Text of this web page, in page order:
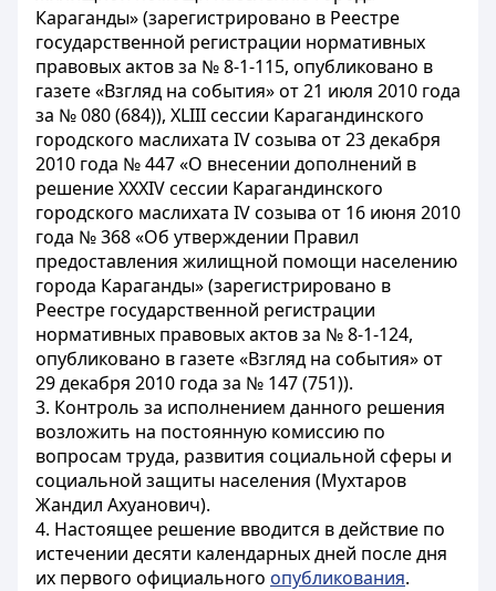
Караганды» (зарегистрировано в Реестре
государственной регистрации нормативных
правовых актов за № 8-1-115, опубликовано в
газете «Взгляд на события» от 21 июля 2010 года
за № 080 (684)), XLIII сессии Карагандинского
городского маслихата IV созыва от 23 декабря
2010 года № 447 «О внесении дополнений в
решение XXXIV сессии Карагандинского
городского маслихата IV созыва от 16 июня 2010
года № 368 «Об утверждении Правил
предоставления жилищной помощи населению
города Караганды» (зарегистрировано в
Реестре государственной регистрации
нормативных правовых актов за № 8-1-124,
опубликовано в газете «Взгляд на события» от
29 декабря 2010 года за № 147 (751)).
3. Контроль за исполнением данного решения
возложить на постоянную комиссию по
вопросам труда, развития социальной сферы и
социальной защиты населения (Мухтаров
Жандил Ахуанович).
4. Настоящее решение вводится в действие по
истечении десяти календарных дней после дня
их первого официального опубликования.